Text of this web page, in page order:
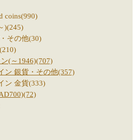
coins(990)
)(245)
その他(30)
(～1946)(707)
ン 銀貨・その他(357)
ン 金貨(333)